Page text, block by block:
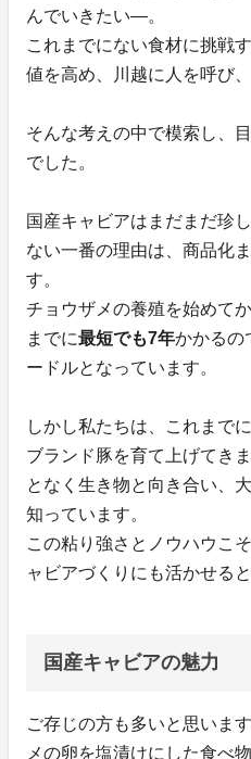
んでいきたい—。
これまでにない食材に挑戦
値を高め、川越に人を呼び
そんな考えの中で模索し、
でした。
国産キャビアはまだまだ珍
ない一番の理由は、商品化
す。
チョウザメの養殖を始めて
までに最短でも7年かかるの
ードルとなっています。
しかし私たちは、これまで
ブランド豚を育て上げてき
となく生き物と向き合い、
知っています。
この粘り強さとノウハウこ
ャビアづくりにも活かせる
国産キャビアの魅力
ご存じの方も多いと思いま
メの卵を塩漬けにした食べ